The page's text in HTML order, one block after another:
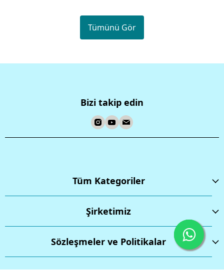
Tümünü Gör
Bizi takip edin
Tüm Kategoriler
Şirketimiz
Sözleşmeler ve Politikalar